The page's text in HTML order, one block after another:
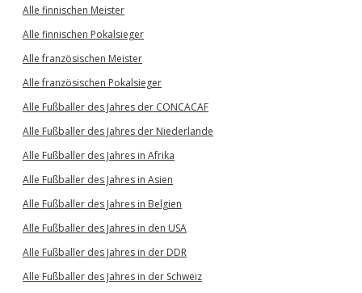
Alle finnischen Meister
Alle finnischen Pokalsieger
Alle französischen Meister
Alle französischen Pokalsieger
Alle Fußballer des Jahres der CONCACAF
Alle Fußballer des Jahres der Niederlande
Alle Fußballer des Jahres in Afrika
Alle Fußballer des Jahres in Asien
Alle Fußballer des Jahres in Belgien
Alle Fußballer des Jahres in den USA
Alle Fußballer des Jahres in der DDR
Alle Fußballer des Jahres in der Schweiz